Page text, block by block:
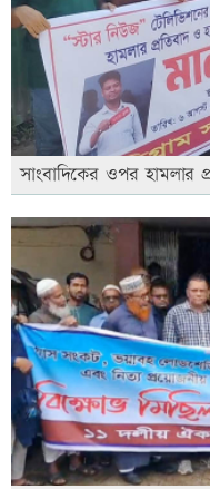
সাংবাদিকের ওপর হামলার